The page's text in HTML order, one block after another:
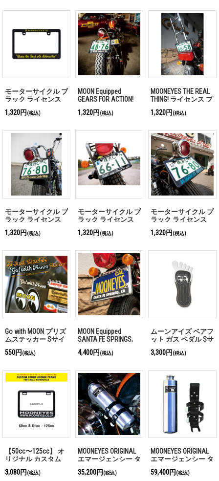
モーターサイクル ブ
ラック ライセンス
フレーム Share The
Road with Motorcycle
1,320円 (税込)
MOON Equipped
GEARS FOR ACTION!
ライセンス プレート
フレーム for モータ
【for 126cc UP】
1,320円 (税込)
MOONEYES THE REAL
THING! ライセンス プ
レート フレーム for
モーターサイクル ブ
UP】
1,320円 (税込)
モーターサイクル ブ
ラック ライセンス
Custom Cycle Shop
1,320円(税込)
モーターサイクル ブ
ラック ライセンス
1,320円(税込)
モーターサイクル ブ
ラック ライセンス
Area-1
1,320円(税込)
Go with MOON プリズ
ムステッカー Sサイ
550円 (税込)
MOON Equipped
SANTA FE SPRINGS,
ス フレーム for モー
4,400円 (税込)
ムーンアイズ ベアフ
ット ガス ペダル Sサ
3,300円 (税込)
【50cc〜125cc】 オ
リジナル カスタム
プレート for スモー
3,080円 (税込)
MOONEYES ORIGINAL
エマージェンシー タ
35,200円 (税込)
MOONEYES ORIGINAL
エマージェンシー タ
59,400円 (税込)